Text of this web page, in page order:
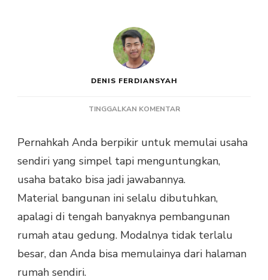
DENIS FERDIANSYAH
TINGGALKAN KOMENTARPADA
CARA
MEMULAI
BATAKO
DARI
Pernahkah Anda berpikir untuk memulai usaha
sendiri yang simpel tapi menguntungkan,
usaha batako bisa jadi jawabannya.
Material bangunan ini selalu dibutuhkan,
apalagi di tengah banyaknya pembangunan
rumah atau gedung. Modalnya tidak terlalu
besar, dan Anda bisa memulainya dari halaman
rumah sendiri.